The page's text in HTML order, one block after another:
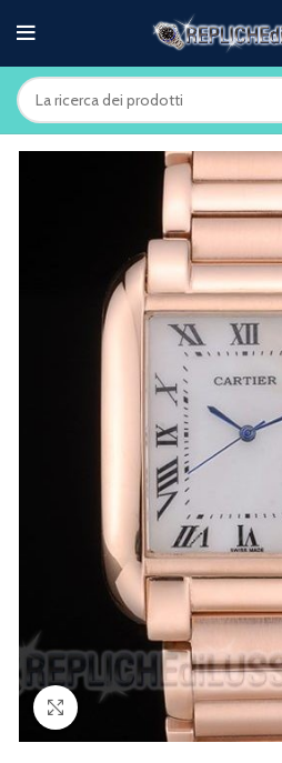
Clicca per ingrandire